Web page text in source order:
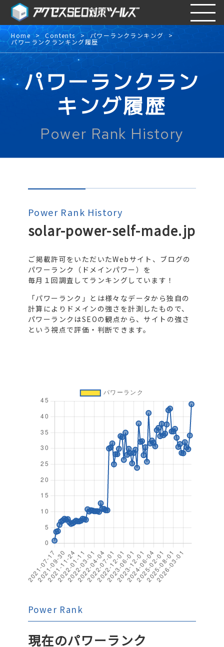
Home Contents パワーランクランキング
パワーランクランキング履歴
パワーランクラン
キング履歴
Power Rank History
Power Rank History
solar-power-self-made.jp
ご掲載許可をいただいたWebサイト、ブログの
パワーランク（ドメインパワー）を
毎月１回調査してランキングしています！
「パワーランク」とは様々なデータから独自の
計算によりドメインの強さを計測したもので、
パワーランクはSEOの観点から、サイトの強さ
という視点で評価・判断できます。
Power Rank
現在のパワーランク